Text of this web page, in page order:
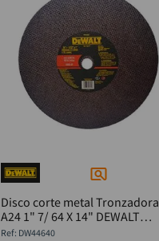
Disco corte metal Tronzadora
A24 1" 7/ 64 X 14" DEWALT
DW44640
: DW44640